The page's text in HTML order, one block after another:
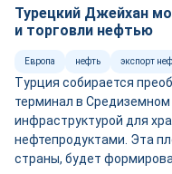
Турецкий Джейхан
и торговли нефтью
Европа нефть экспорт
Турция собирается
терминал в
инфраструктурой для
нефтепродуктами. Эта
страны, будет